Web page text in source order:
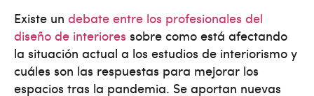
Existe un debate entre los profesionales del
diseño de interiores sobre como está afectando
la situación actual a los estudios de interiorismo y
cuáles son las respuestas para mejorar los
espacios tras la pandemia. Se aportan nuevas